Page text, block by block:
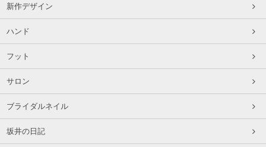
新作デザイン
ハンド
フット
サロン
ブライダルネイル
坂井の日記